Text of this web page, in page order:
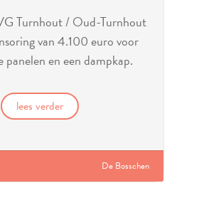
Turnhout / Oud-Turnhout
van 4.100 euro voor
panelen en een dampkap.
lees verder
De Bosschen